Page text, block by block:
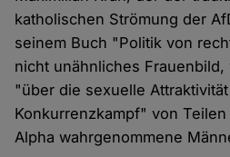
katholischen Strömung der
seinem Buch "Politik von
nicht unähnliches
"über die sexuelle
Konkurrenzkampf" von
Alpha wahrgenommene